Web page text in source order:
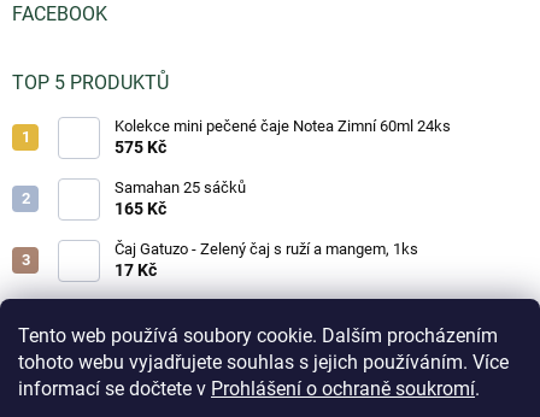
Tento web používá soubory cookie. Dalším procházením
tohoto webu vyjadřujete souhlas s jejich používáním. Více
informací se dočtete v Prohlášení o ochraně soukromí.
FACEBOOK
TOP 5 PRODUKTŮ
Kolekce mini pečené čaje Notea Zimní 60ml 24ks
575 Kč
Samahan 25 sáčků
165 Kč
Čaj Gatuzo - Zelený čaj s ruží a mangem, 1ks
17 Kč
17 Kč
Horká čokoláda - Classic 25g
19 Kč